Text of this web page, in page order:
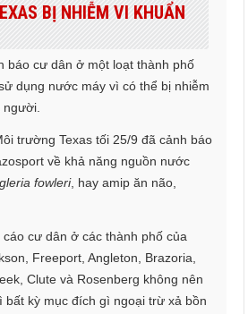
BỊ NHIỄM VI KHUẨN
báo cư dân ở một loạt thành phố
dụng nước máy vì có thể bị nhiễm
trường Texas tối 25/9 đã cảnh báo
về khả năng nguồn nước
fowleri, hay amip ăn não,
cư dân ở các thành phố của
Freeport, Angleton, Brazoria,
Clute và Rosenberg không nên
bất kỳ mục đích gì ngoại trừ xả bồn